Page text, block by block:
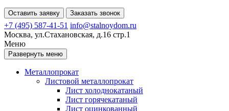
Оставить заявку Заказать звонок
+7 (495) 587-41-51 info@stalnoydom.ru
Москва, ул.Стахановская, д.16 стр.1
Меню
Развернуть меню
Металлопрокат
Листовой металлопрокат
Лист холоднокатаный
Лист горячекатаный
Лист оцинкованный